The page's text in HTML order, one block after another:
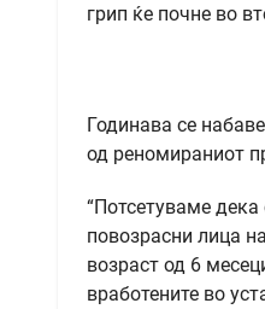
грип ќе почне во
Годинава се
од реномираниот
“Потсетуваме
повозрасни лица
возраст од 6
вработените во